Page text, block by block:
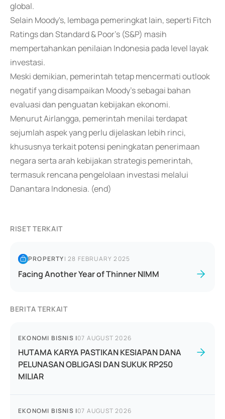
global.
Selain Moody's, lembaga pemeringkat lain, seperti Fitch
Ratings dan Standard & Poor's (S&P) masih
mempertahankan penilaian Indonesia pada level layak
investasi.
Meski demikian, pemerintah tetap mencermati outlook
negatif yang disampaikan Moody's sebagai bahan
evaluasi dan penguatan kebijakan ekonomi.
Menurut Airlangga, pemerintah menilai terdapat
sejumlah aspek yang perlu dijelaskan lebih rinci,
khususnya terkait potensi peningkatan penerimaan
negara serta arah kebijakan strategis pemerintah,
termasuk rencana pengelolaan investasi melalui
Danantara Indonesia. (end)
RISET TERKAIT
PROPERTY|28 FEBRUARY 2025
Facing Another Year of Thinner NIMM
BERITA TERKAIT
EKONOMI BISNIS |07 AUGUST 2026
HUTAMA KARYA PASTIKAN KESIAPAN DANA
PELUNASAN OBLIGASI DAN SUKUK RP250
MILIAR
EKONOMI BISNIS |07 AUGUST 2026